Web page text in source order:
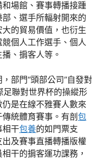
場館、賽事轉播接踵
、選手所輻射開來的
的貿易價值，也衍生
個人工作選手、個人
、掮客人等。
部門“頭部公司”自發對
聯對世界杯的操縱形
是在線不雅賽人數來
統體育賽事。有剖 包
相干包養的如門票支
及賽事直播轉播版權
干的掮客運功課務，